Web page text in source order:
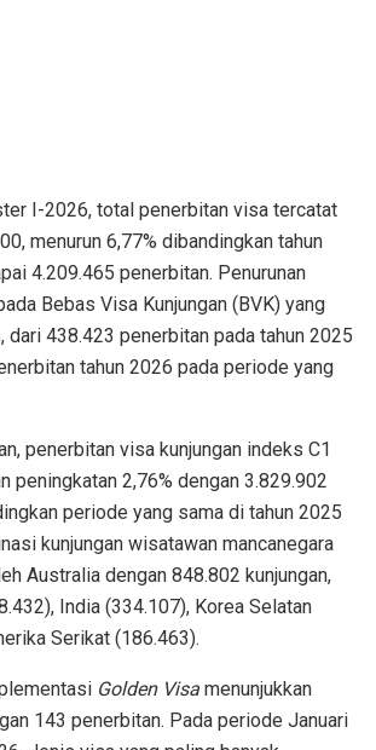
I-2026, total penerbitan visa tercatat
menurun 6,77% dibandingkan tahun
4.209.465 penerbitan. Penurunan
Bebas Visa Kunjungan (BVK) yang
dari 438.423 penerbitan pada tahun 2025
tahun 2026 pada periode yang
penerbitan visa kunjungan indeks C1
peningkatan 2,76% dengan 3.829.902
periode yang sama di tahun 2025
kunjungan wisatawan mancanegara
Australia dengan 848.802 kunjungan,
India (334.107), Korea Selatan
Serikat (186.463).
Golden Visa menunjukkan
143 penerbitan. Pada periode Januari